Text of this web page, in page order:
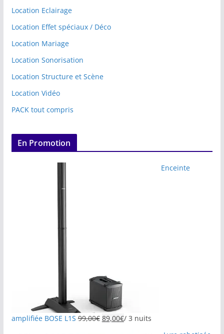
Location Eclairage
Location Effet spéciaux / Déco
Location Mariage
Location Sonorisation
Location Structure et Scène
Location Vidéo
PACK tout compris
En Promotion
Enceinte
amplifiée BOSE L1S 99,00€ 89,00€/ 3 nuits